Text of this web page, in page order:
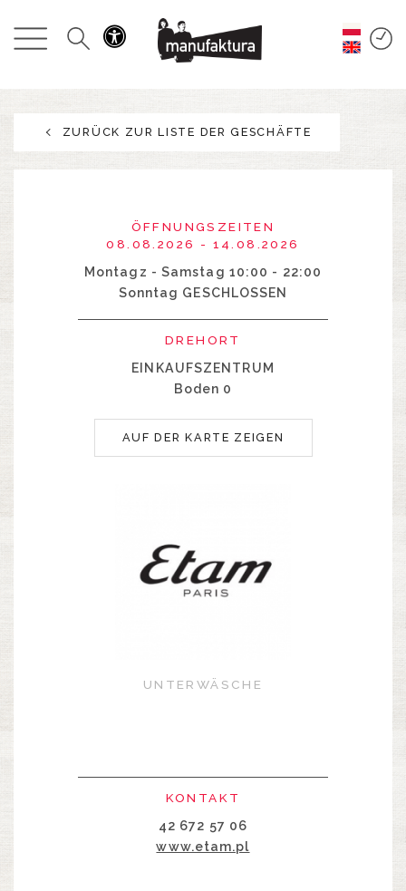
GESCHEHEN
ANGEBOTE
RESTAURANTS
ZURÜCK ZUR LISTE DER GESCHÄFTE
ÖFFNUNGSZEITEN
08.08.2026 - 14.08.2026
Montagz - Samstag 10:00 - 22:00
Sonntag GESCHLOSSEN
DREHORT
EINKAUFSZENTRUM
Boden 0
AUF DER KARTE ZEIGEN
UNTERWÄSCHE
KONTAKT
42 672 57 06
www.etam.pl